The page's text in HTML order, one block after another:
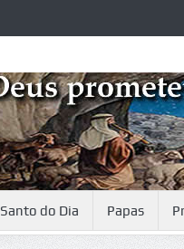
Santo do Dia Papas